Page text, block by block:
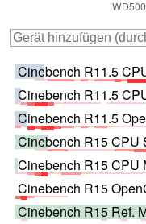
Cinebench R11.5
Cinebench R11.5
Cinebench R11.5
Cinebench R15 CPU
Cinebench R15 CPU
Cinebench R15
Cinebench R15 Ref.